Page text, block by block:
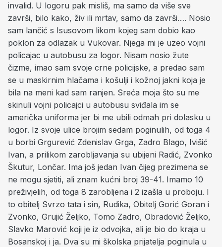
invalid. U logoru pak misliš, ma samo da više sve
završi, bilo kako, živ ili mrtav, samo da završi…. Nosio
sam lančić s Isusovom likom kojeg sam dobio kao
poklon za odlazak u Vukovar. Njega mi je uzeo vojni
policajac u autobusu za logor. Nisam nosio žute
čizme, imao sam svoje crne policijske, a predao sam
se u maskirnim hlačama i košulji i kožnoj jakni koja je
bila na meni kad sam ranjen. Sreća moja što su me
skinuli vojni policajci u autobusu sviđala im se
američka uniforma jer bi me ubili odmah pri dolasku u
logor. Iz svoje ulice brojim sedam poginulih, od toga 4
u borbi Grgurević Zdenislav Grga, Zadro Blago, Ivišić
Ivan, a prilikom zarobljavanja su ubijeni Radić, Zvonko
Škutur, Lončar. Ima još jedan Ivan čijeg prezimena se
ne mogu sjetiti, ali znam kućni broj 39-41. Imamo 10
preživjelih, od toga 8 zarobljena i 2 izašla u proboju. I
to obitelj Svrzo tata i sin, Rudika, Obitelj Gorić Goran i
Zvonko, Grujić Željko, Tomo Zadro, Obradović Željko,
Slavko Marović koji je iz odvojka, ali je bio do kraja u
Bosanskoj i ja. Dva su mi školska prijatelja poginula u